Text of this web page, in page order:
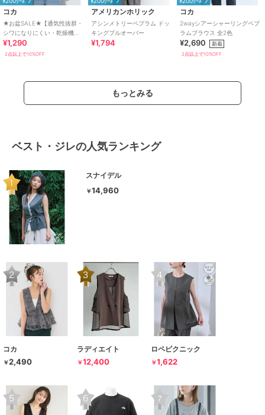
コカ
★お盆SALE★【通気性抜群・
シワになりにくい・乾燥機
OK】ライトエンボスペプラム
トップス
¥1,290
2点以上で10%OFF
アメリカンホリック
アシンメトリーペプラム ドッ
キングプルオーバー
¥1,794
コカ
2wayシアーシャーリングペプ
ラムブラウス 全2色
¥2,690 新着
2点以上で10%OFF
もっとみる
ベスト・ジレの人気ランキング
スナイデル
￥14,960
コカ
￥2,490
ラディエイト
￥12,400
ロペピクニック
￥1,622